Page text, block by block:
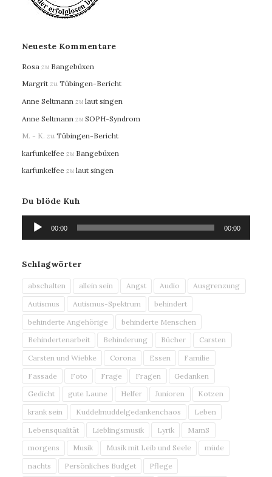
Neueste Kommentare
Rosa zu Bangebüxen
Margrit zu Tübingen-Bericht
Anne Seltmann zu laut singen
Anne Seltmann zu SOPH-Syndrom
M. - K. zu Tübingen-Bericht
karfunkelfee zu Bangebüxen
karfunkelfee zu laut singen
Du blöde Kuh
Audio-
Player
00:00 00:00
Schlagwörter
abschalten allein sein Angst Audio
Ausgrenzung
Autismus
Autismus-Spektrum
behindert
behinderte Angehörige
behinderte Menschen
Behindertenarbeit
Behinderung Bücher
Carsten
Carsten und Wiebke
Corona Essen
Familie
Fassade
Foto Frage Fragen
Gedanken
Gedicht
gute Laune Helfer Junioren
Kotzen
krank sein
Kuddelmuddelgedankenchaos
Leben
Lebensqualität
Lieblingsmusik Lyrik
MamS
morgens
Musik Musik mit Leib und Seele
müde
nachts
Persönliches Budget Pflege